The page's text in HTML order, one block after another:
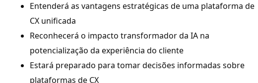
Entenderá as vantagens estratégicas de uma plataforma de
CX unificada
Reconhecerá o impacto transformador da IA na
potencialização da experiência do cliente
Estará preparado para tomar decisões informadas sobre
plataformas de CX